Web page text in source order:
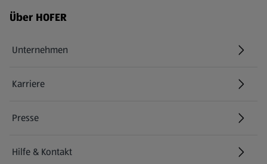
Fußzeilenmenü - weitere Links
Über HOFER
Unternehmen
Karriere
(öffnet in einem neuen Tab)
Presse
Hilfe & Kontakt
(öffnet in einem neuen Tab)